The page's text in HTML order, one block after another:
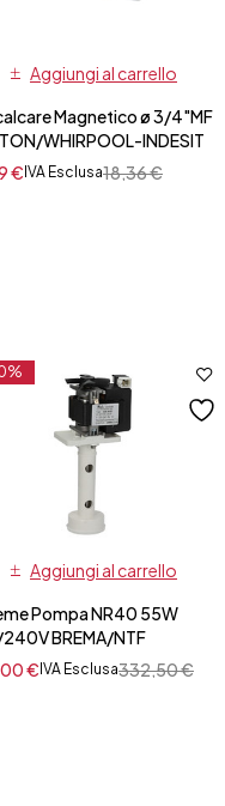
Aggiungi al carrello
Magnetico ø 3/4"MF
WHIRPOOL-INDESIT
18,36€
€ IVA Esclusa
Aggiungi al carrello
Pompa NR40 55W
BREMA/NTF
332,50€
€ IVA Esclusa